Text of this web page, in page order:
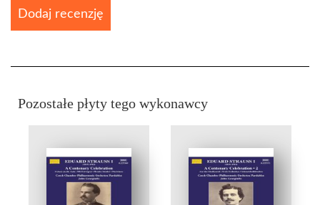
Dodaj recenzję
Pozostałe płyty tego wykonawcy